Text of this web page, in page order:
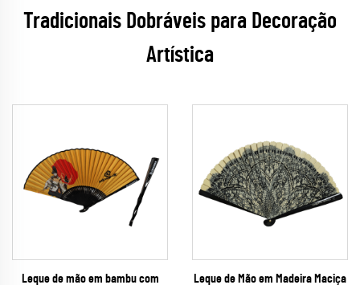
Tradicionais Dobráveis para Decoração
Artística
Leque de mão em bambu com Leque de Mão em Madeira Maciça